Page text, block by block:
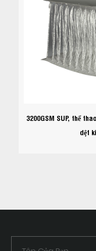
3200GSM SUP, thể
dệt